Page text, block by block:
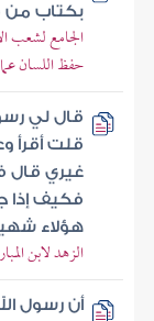
بكتاب
الجامع لشعب
حفظ اللسان
قال لي
قلت أقرأ
غيري قال
فكيف إذا
هؤلاء
الزهد لابن
أن رسول